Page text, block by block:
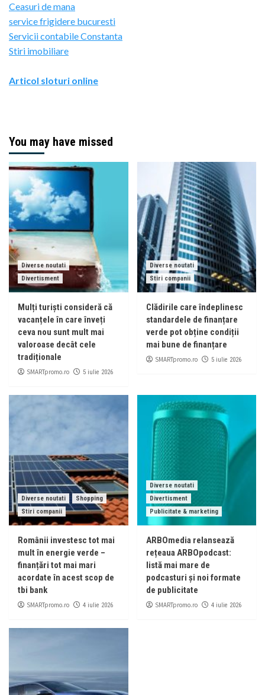
Ceasuri de mana
service frigidere bucuresti
Servicii contabile Constanta
Stiri imobiliare
Articol sloturi online
You may have missed
Diverse noutati
Divertisment
Mulți turiști consideră că
vacanțele în care înveți
ceva nou sunt mult mai
valoroase decât cele
tradiționale
SMARTpromo.ro 5 iulie 2026
Diverse noutati
Stiri companii
Clădirile care îndeplinesc
standardele de finanțare
verde pot obține condiții
mai bune de finanțare
SMARTpromo.ro 5 iulie 2026
Diverse noutati
Shopping
Stiri companii
Românii investesc tot mai
mult în energie verde –
finanțări tot mai mari
acordate în acest scop de
tbi bank
SMARTpromo.ro 4 iulie 2026
Diverse noutati
Divertisment
Publicitate & marketing
ARBOmedia relansează
rețeaua ARBOpodcast:
listă mai mare de
podcasturi și noi formate
de publicitate
SMARTpromo.ro 4 iulie 2026